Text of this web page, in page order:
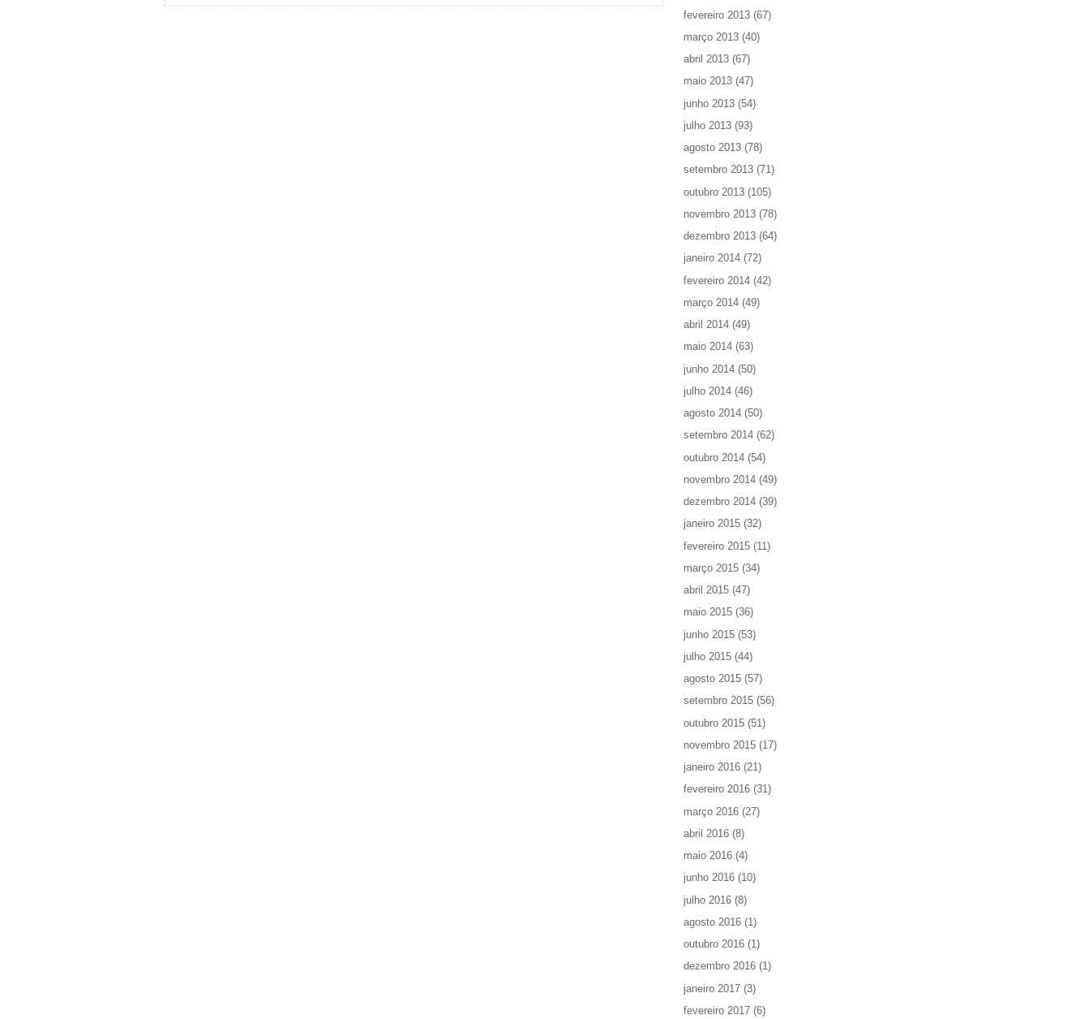
fevereiro 2013 (67)
março 2013 (40)
abril 2013 (67)
maio 2013 (47)
junho 2013 (54)
julho 2013 (93)
agosto 2013 (78)
setembro 2013 (71)
outubro 2013 (105)
novembro 2013 (78)
dezembro 2013 (64)
janeiro 2014 (72)
fevereiro 2014 (42)
março 2014 (49)
abril 2014 (49)
maio 2014 (63)
junho 2014 (50)
julho 2014 (46)
agosto 2014 (50)
setembro 2014 (62)
outubro 2014 (54)
novembro 2014 (49)
dezembro 2014 (39)
janeiro 2015 (32)
fevereiro 2015 (11)
março 2015 (34)
abril 2015 (47)
maio 2015 (36)
junho 2015 (53)
julho 2015 (44)
agosto 2015 (57)
setembro 2015 (56)
outubro 2015 (51)
novembro 2015 (17)
janeiro 2016 (21)
fevereiro 2016 (31)
março 2016 (27)
abril 2016 (8)
maio 2016 (4)
junho 2016 (10)
julho 2016 (8)
agosto 2016 (1)
outubro 2016 (1)
dezembro 2016 (1)
janeiro 2017 (3)
fevereiro 2017 (6)